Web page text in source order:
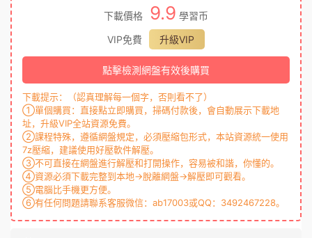
下載價格 9.9 學習币
VIP免費
升級VIP
點擊檢測網盤有效後購買
下載提示：（認真理解每一個字，否則看不了）
①單個購買：直接點立即購買，掃碼付款後，會自動展示下載地
址，升級VIP全站資源免費。
②課程特殊，遵循網盤規定，必須壓縮包形式，本站資源統一使用
7z壓縮，建議使用好壓軟件解壓。
③不可直接在網盤進行解壓和打開操作，容易被和諧，你懂的。
④資源必須下載完整到本地→脫離網盤→解壓即可觀看。
⑤電腦比手機更方便。
⑥有任何問題請聯系客服微信：ab17003或QQ：3492467228。